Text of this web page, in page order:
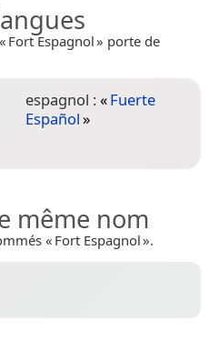
Fort Espagnol » porte de
espagnol :«Fuerte
Español»
même nom
« Fort Espagnol ».